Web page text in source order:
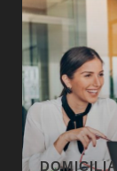
GÉO
BUSINESS